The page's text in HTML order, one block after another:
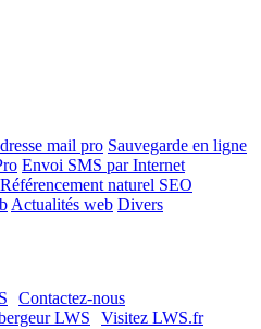
mail pro Sauvegarde en ligne
Envoi SMS par Internet
Référencement naturel SEO
Actualités web Divers
Contactez-nous
Visitez LWS.fr